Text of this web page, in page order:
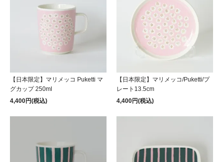
【日本限定】マリメッコ Puketti マ
グカップ 250ml
4,400円(税込)
【日本限定】マリメッコ/Puketti/プ
レート13.5cm
4,400円(税込)